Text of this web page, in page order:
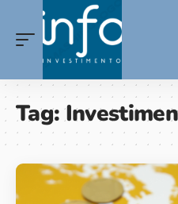
Tag: